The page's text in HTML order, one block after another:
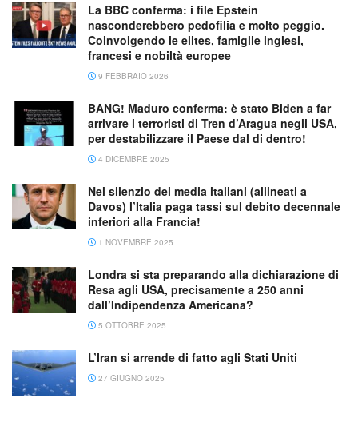
La BBC conferma: i file Epstein
nasconderebbero pedofilia e molto peggio.
Coinvolgendo le elites, famiglie inglesi,
francesi e nobiltà europee
9 FEBBRAIO 2026
BANG! Maduro conferma: è stato Biden a far
arrivare i terroristi di Tren d’Aragua negli USA,
per destabilizzare il Paese dal di dentro!
4 DICEMBRE 2025
Nel silenzio dei media italiani (allineati a
Davos) l’Italia paga tassi sul debito decennale
inferiori alla Francia!
1 NOVEMBRE 2025
Londra si sta preparando alla dichiarazione di
Resa agli USA, precisamente a 250 anni
dall’Indipendenza Americana?
5 OTTOBRE 2025
L’Iran si arrende di fatto agli Stati Uniti
27 GIUGNO 2025